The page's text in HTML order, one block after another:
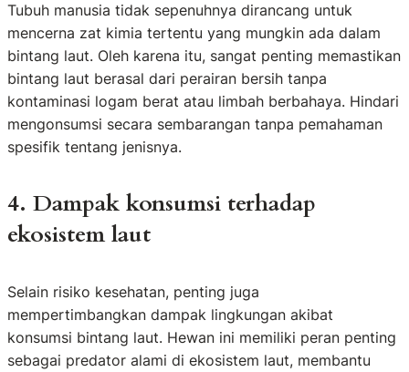
Tubuh manusia tidak sepenuhnya dirancang untuk
mencerna zat kimia tertentu yang mungkin ada dalam
bintang laut. Oleh karena itu, sangat penting memastikan
bintang laut berasal dari perairan bersih tanpa
kontaminasi logam berat atau limbah berbahaya. Hindari
mengonsumsi secara sembarangan tanpa pemahaman
spesifik tentang jenisnya.
4. Dampak konsumsi terhadap
ekosistem laut
Selain risiko kesehatan, penting juga
mempertimbangkan dampak lingkungan akibat
konsumsi bintang laut. Hewan ini memiliki peran penting
sebagai predator alami di ekosistem laut, membantu